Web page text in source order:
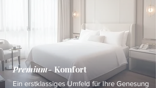
Premium-Komfort
Ein erstklassiges Umfeld für Ihre Genesung